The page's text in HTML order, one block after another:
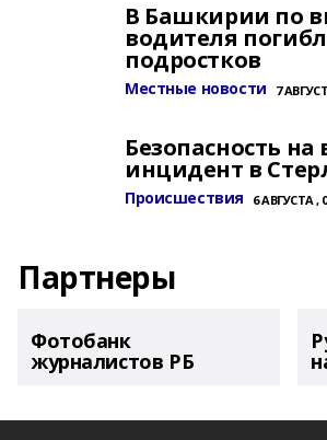
В Башкирии по
водителя
подростков
Местные новости 7
Безопасность на
инцидент в
Происшествия 6 АВГУСТА ,
Партнеры
Фотобанк
журналистов РБ